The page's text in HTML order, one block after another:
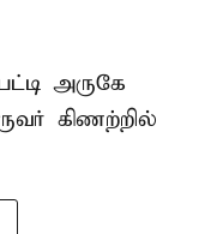
அருகே
கிணற்றில்